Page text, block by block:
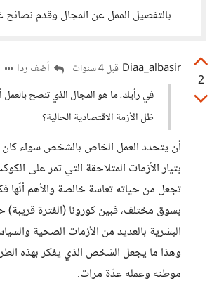
بالتفصيل الممل عن المجال وقدم نصائح
2
Diaa_albasir قبل 4 سنوات
أضف ردا
في رأيك، ما هو المجال الذي تنصح بالعمل
ظل الأزمة الاقتصادية الحالية؟
أن يتحدد العمل الخاص بالشخص سواء
بتيار الأزمات المتلاحقة التي تمر على
تجعل من حياته تعاسة خالصة والأهم أنّها
بسوق مختلف، فبين كورونا (الفترة
البشرية بالعديد من الأزمات الصحية
وهذا ما يجعل الشخص الذي يفكر بهذه
موطنه وعمله عدّة مرات.